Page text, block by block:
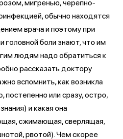
мигренью, черепно-
обычно находятся
врача и поэтому при
головной боли знают, что им
людям надо обратиться к
рассказать доктору
вспомнить, как возникла
постепенно или сразу, остро,
и какая она
сжимающая, сверлящая,
рвотой). Чем скорее